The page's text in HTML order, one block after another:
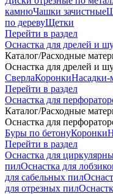
камнюЧашки зачистные
по деревуЩетки
Перейти в раздел
Оснастка для дрелей и
Каталог/Расходные
Оснастка для дрелей и
СверлаКоронкиНасадки-
Перейти в раздел
Оснастка для
Каталог/Расходные
Оснастка для
Буры по бетонуКоронки
Перейти в раздел
Оснастка для
пилОснастка для
для сабельных пил
для отрезных пил